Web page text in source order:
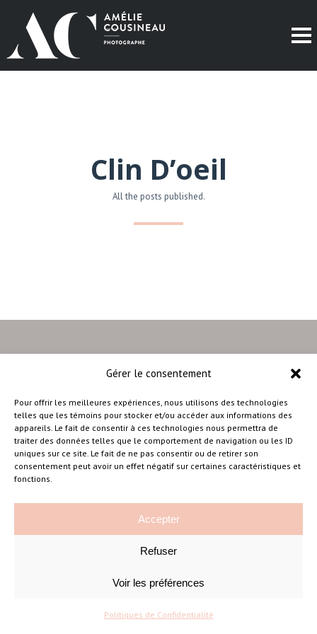
Gérer le consentement
Pour offrir les meilleures expériences, nous utilisons des technologies
telles que les témoins pour stocker et/ou accéder aux informations des
appareils. Le fait de consentir à ces technologies nous permettra de
traiter des données telles que le comportement de navigation ou les ID
uniques sur ce site. Le fait de ne pas consentir ou de retirer son
consentement peut avoir un effet négatif sur certaines caractéristiques et
fonctions.
Accepter
Refuser
Voir les préférences
Politiques de Confidentialité
Clin D’oeil
All the posts published.
Amélie Cousineau Photographe
©Amelie Cousineau Photographe